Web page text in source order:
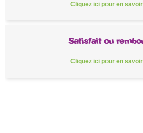
Cliquez ici pour en
Satisfait ou
Cliquez ici pour en